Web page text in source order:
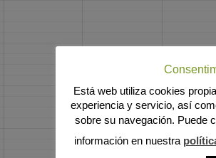
Está web utiliza cookies
experiencia y servicio, así
sobre su navegación. Puede
información en nuestra